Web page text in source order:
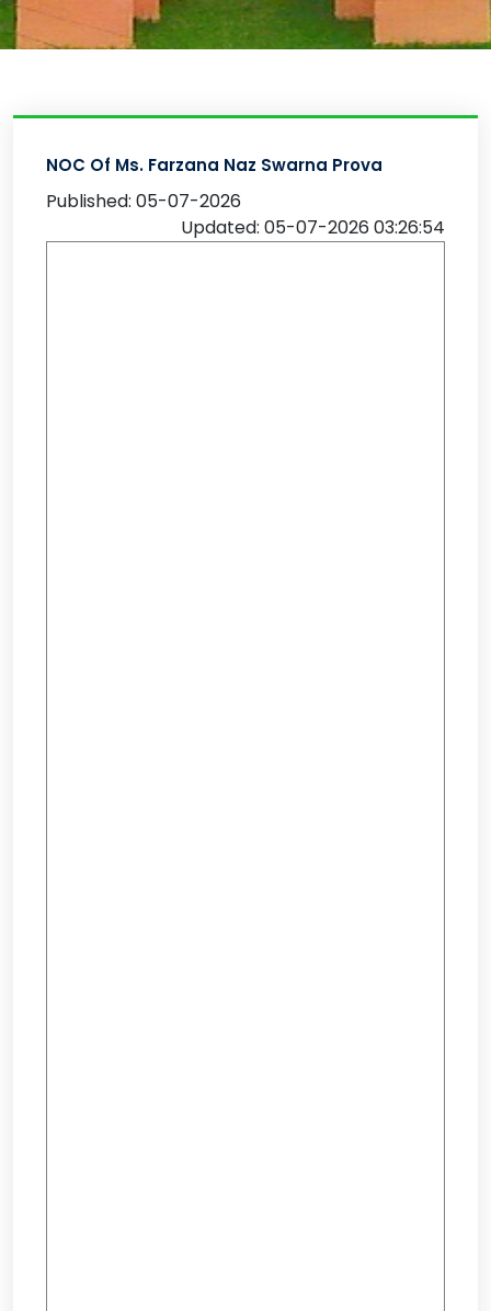
NOC Of Ms. Farzana Naz Swarna Prova
Published: 05-07-2026
Updated: 05-07-2026 03:26:54